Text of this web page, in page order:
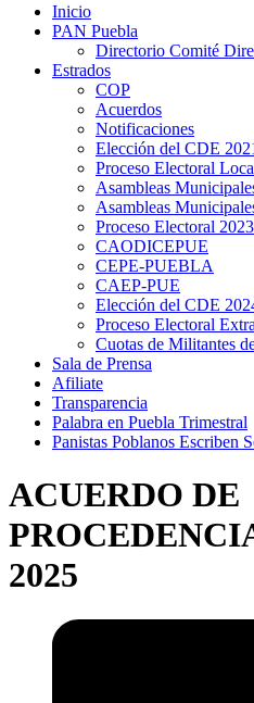
Inicio
PAN Puebla
Directorio Comité
Estrados
COP
Acuerdos
Notificaciones
Elección del CDE
Proceso Electoral
Asambleas
Asambleas
Proceso Electoral
CAODICEPUE
CEPE-PUEBLA
CAEP-PUE
Elección del CDE
Proceso Electoral
Cuotas de Militantes
Sala de Prensa
Afiliate
Transparencia
Palabra en Puebla Trimestral
Panistas Poblanos Escriben
ACUERDO DE
2025